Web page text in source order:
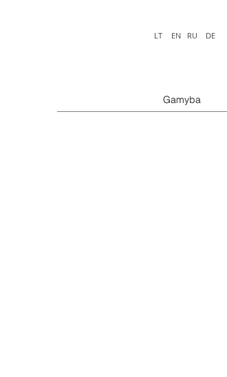
LT EN RU DE
Gamyba
Gamyba